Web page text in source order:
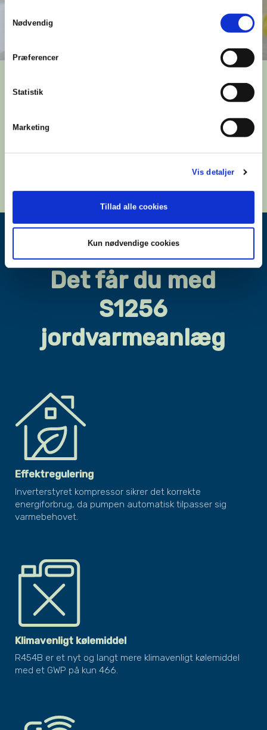
Nødvendig
Præferencer
Statistik
Marketing
Vis detaljer
Tillad alle cookies
Kun nødvendige cookies
Højere varmtvandskapacitet
Når du skal investere i et jordvarmeanlæg, er det vigtigt
og dermed ligger jordvarmepumpen i den højeste
effektivitetsklasse for produktniveau A+.
Det får du med
S1256
jordvarmeanlæg
Effektregulering
Inverterstyret kompressor sikrer det korrekte
energiforbrug, da pumpen automatisk tilpasser sig
varmebehovet.
Klimavenligt kølemiddel
R454B er et nyt og langt mere klimavenligt kølemiddel
med et GWP på kun 466.